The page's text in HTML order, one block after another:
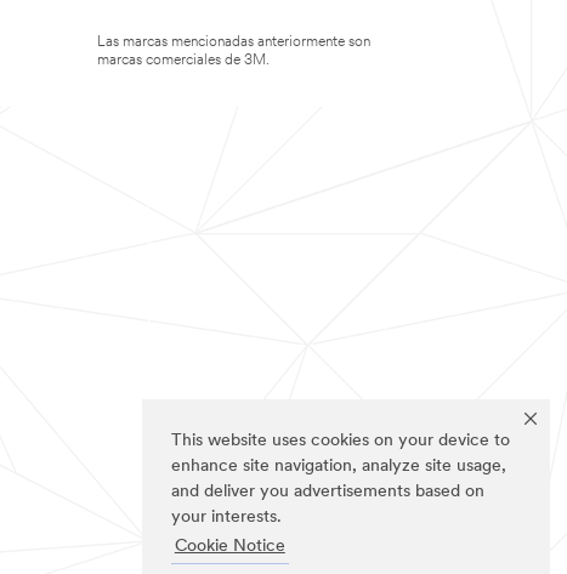
This website uses cookies on your device to
enhance site navigation, analyze site usage,
and deliver you advertisements based on
your interests.
Cookie Notice
Las marcas mencionadas anteriormente son
marcas comerciales de 3M.